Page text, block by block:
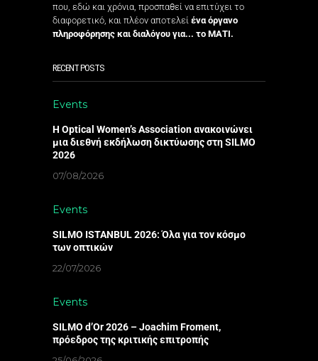
που, εδώ και χρόνια, προσπαθεί να επιτύχει το
διαφορετικό, και πλέον αποτελεί ένα όργανο
πληροφόρησης και διαλόγου για... το ΜΑΤΙ.
RECENT POSTS
Events
Η Optical Women’s Association ανακοινώνει
μια διεθνή εκδήλωση δικτύωσης στη SILMO
2026
07/08/2026
Events
SILMO ISTANBUL 2026: Όλα για τον κόσμο
των οπτικών
22/07/2026
Events
SILMO d’Or 2026 – Joachim Froment,
πρόεδρος της κριτικής επιτροπής